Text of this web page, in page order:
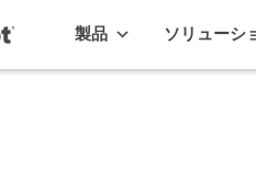
製品 ソリューシ